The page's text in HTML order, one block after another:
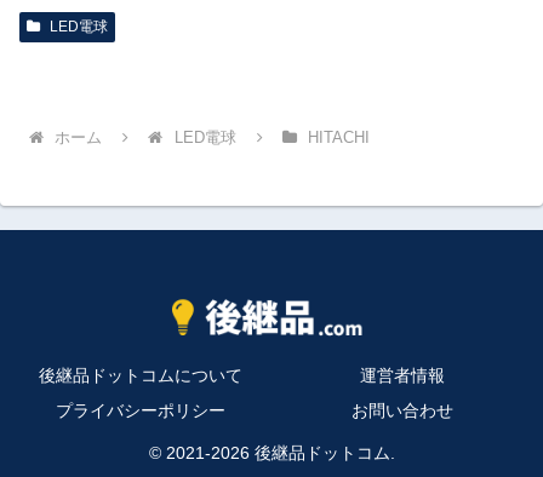
LED電球
ホーム LED電球 HITACHI
後継品ドットコムについて
運営者情報
プライバシーポリシー
お問い合わせ
© 2021-2026 後継品ドットコム.